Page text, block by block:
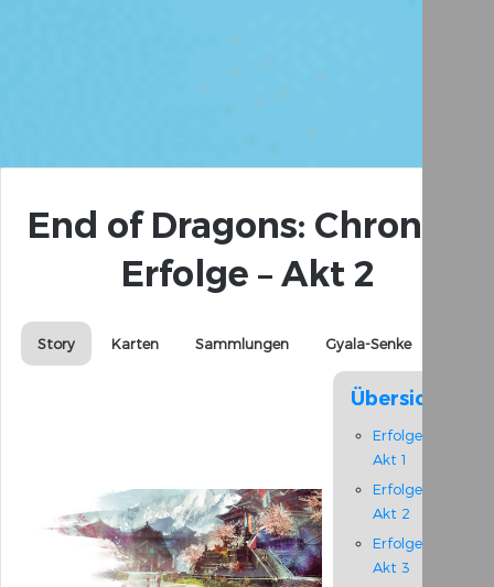
End of Dragons: Chronik-
Erfolge – Akt 2
Story Karten Sammlungen Gyala-Senke
Übersicht
Erfolge –
Akt 1
Erfolge –
Akt 2
Erfolge –
Akt 3